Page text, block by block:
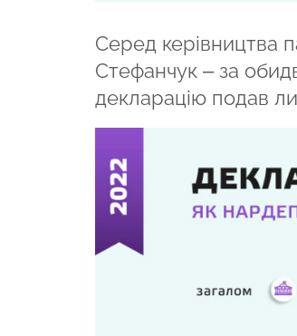
Серед керівництва
Стефанчук – за
декларацію подав